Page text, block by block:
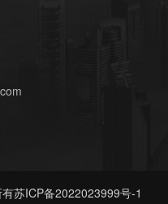
苏ICP备2022023999号-1